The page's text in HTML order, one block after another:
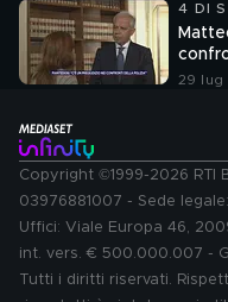
4 DI
29 lug
Copyright ©1999-2026 RTI
03976881007 - Sede
Uffici: Viale Europa 46,
int. vers. € 500.000.007 -
Tutti i diritti riservati.